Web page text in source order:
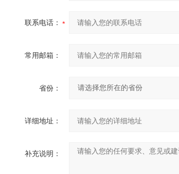
联系电话：
常用邮箱：
省份：
详细地址：
补充说明：